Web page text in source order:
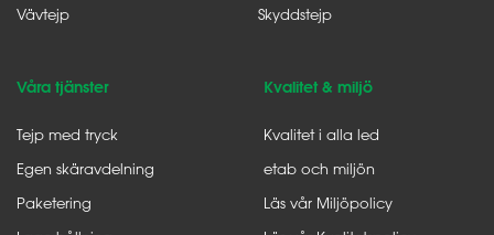
Vävtejp
Skyddstejp
Våra tjänster
Tejp med tryck
Egen skäravdelning
Paketering
Kvalitet & miljö
Kvalitet i alla led
etab och miljön
Läs vår Miljöpolicy